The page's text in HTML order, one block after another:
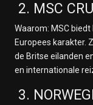
2. MSC
Waarom: MSC
Europees karakter.
de Britse eilanden
en internationale
3.